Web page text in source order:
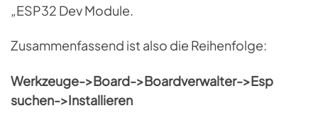
„ESP32 Dev Module.
Zusammenfassend ist also die Reihenfolge:
Werkzeuge->Board->Boardverwalter->Esp
suchen->Installieren